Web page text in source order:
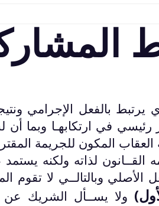
يرتبط بالفعل الإجرامي
رئيسي في ارتكابهـا وبما
العقاب المكون للجريمة
لذاته ولكنه يستمد
الأصلي وبالتالــي لا تقوم
ولا يســأل الشريك عن